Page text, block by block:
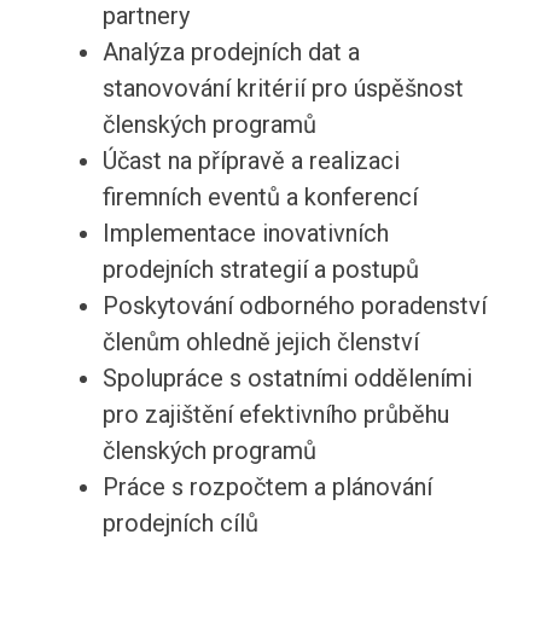
partnery
Analýza prodejních dat a
stanovování kritérií pro úspěšnost
členských programů
Účast na přípravě a realizaci
firemních eventů a konferencí
Implementace inovativních
prodejních strategií a postupů
Poskytování odborného poradenství
členům ohledně jejich členství
Spolupráce s ostatními odděleními
pro zajištění efektivního průběhu
členských programů
Práce s rozpočtem a plánování
prodejních cílů